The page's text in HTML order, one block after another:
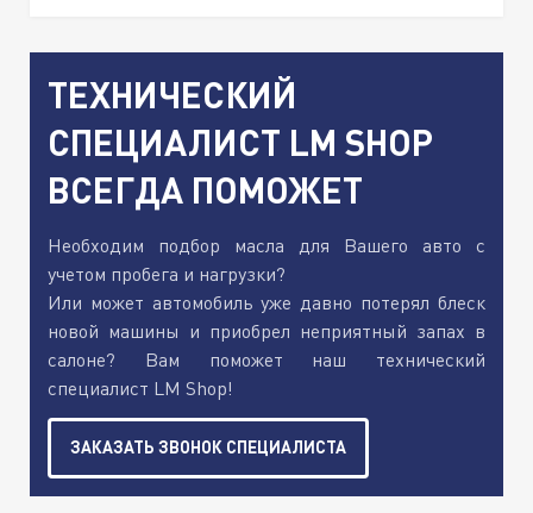
ТЕХНИЧЕСКИЙ
СПЕЦИАЛИСТ LM SHOP
ВСЕГДА ПОМОЖЕТ
Необходим подбор масла для Вашего авто с
учетом пробега и нагрузки?
Или может автомобиль уже давно потерял блеск
новой машины и приобрел неприятный запах в
салоне? Вам поможет наш технический
специалист LM Shop!
ЗАКАЗАТЬ ЗВОНОК СПЕЦИАЛИСТА